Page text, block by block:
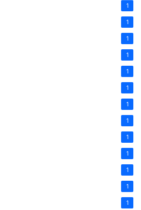
1
1
1
1
1
1
1
1
1
1
1
1
1